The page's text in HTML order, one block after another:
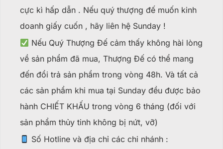
cực kì hấp dẫn . Nếu quý thượng đế muốn kinh
doanh giấy cuốn , hãy liên hệ Sunday !
Nếu Quý Thượng Đế cảm thấy không hài lòng
về sản phẩm đã mua, Thượng Đế có thể mang
đến đổi trả sản phẩm trong vòng 48h. Và tất cả
các sản phẩm khi mua tại Sunday đều được bảo
hành CHIẾT KHẤU trong vòng 6 tháng (đối với
sản phẩm thủy tinh không bị nứt, vỡ)
Số Hotline và địa chỉ các chi nhánh :